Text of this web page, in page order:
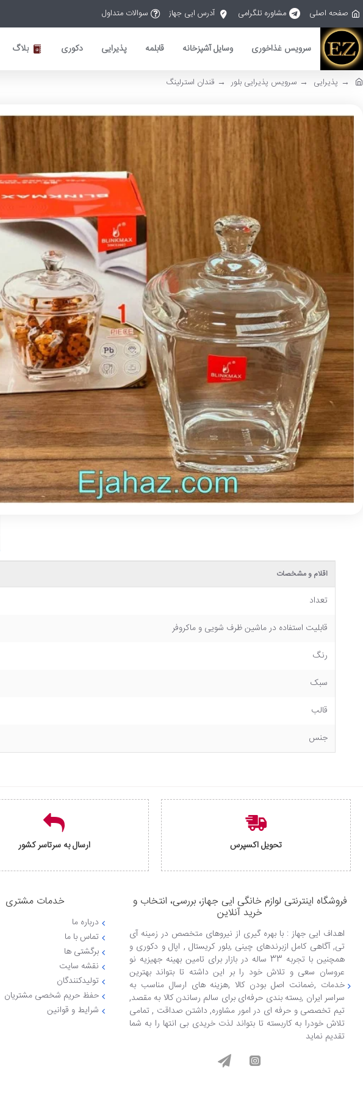
صفحه اصلی مشاوره تلگرامی آدرس ایی جهاز سوالات متداول
سرویس غذاخوری وسایل آشپزخانه قابلمه پذیرایی دکوری بلاگ
پذیرایی سرویس پذیرایی بلور قندان استرلینگ
اقلام و مشخصات
تعداد
قابلیت استفاده در ماشین ظرف شویی و ماکروفر
رنگ
سبک
قالب
جنس
تحویل اکسپرس ارسال به سرتاسر کشور
فروشگاه اینترنتی لوازم خانگی ایی جهاز، بررسی، انتخاب و
خرید آنلاین
اهداف ایی جهاز : با بهره گیری از نیروهای متخصص در زمینه آی
تی, آگاهی کامل ازبرندهای چینی ,بلور کریستال , اپال و دکوری و
همچنین با تجربه 33 ساله در بازار برای تامین بهینه جهیزیه نو
عروسان سعی و تلاش خود را بر این داشته تا بتواند بهترین
خدمات ,ضمانت اصل بودن کالا ,هزینه های ارسال مناسب به
سراسر ایران ,بسته بندی حرفه‌ای برای سالم رساندن کالا به مقصد,
تیم تخصصی و حرفه ای در امور مشاوره, داشتن صداقت , تمامی
تلاش خودرا به کاربسته تا بتواند لذت خریدی بی انتها را به شما
تقدیم نماید
خدمات مشتری
درباره ما
تماس با ما
برگشتی ها
نقشه سایت
تولیدکنندگان
حفظ حریم شخصی مشتریان
شرایط و قوانین